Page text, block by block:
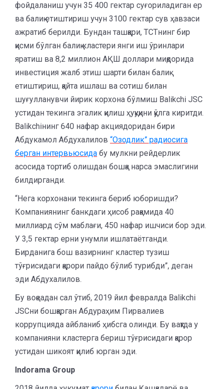
фойдаланиш учун 35 400 гектар суғориладиган ер
ва балиқ етиштириш учун 3100 гектар сув ҳавзаси
ажратиб берилди. Бундан ташқари, TCTнинг бир
қисми бўлган балиқ кластери янги иш ўринлари
яратиш ва 8,2 миллион АҚШ доллари миқдорида
инвестиция жалб этиш шарти билан балиқ
етиштириш, қайта ишлаш ва сотиш билан
шуғулланувчи йирик корхона бўлмиш Balikchi JSC
устидан текинга эгалик қилиш ҳуқуқини қўлга киритди.
Balikchiнинг 640 нафар акциядоридан бири
Абдукамол Абдухалилов “Озодлик” радиосига
берган интервьюсида бу мулкни рейдерлик
асосида тортиб олишдан бошқа нарса эмаслигини
билдирганди.
“Нега корхонани текинга бериб юборишди?
Компаниянинг банкдаги ҳисоб рақамида 40
миллиард сўм маблағи, 450 нафар ишчиси бор эди.
У 3,5 гектар ерни унумли ишлатаётганди.
Бирданига бош вазирнинг кластер тузиш
тўғрисидаги қарори пайдо бўлиб турибди”, деган
эди Абдухалилов.
Бу воқеадан сал ўтиб, 2019 йил февралда Balikchi
JSCни бошқарган Абдураҳим Пирвалиев
коррупцияда айбланиб ҳибсга олинди. Бу вақтда у
компанияни кластерга бериш тўғрисидаги қарор
устидан шикоят қилиб юрган эди.
Indorama Group